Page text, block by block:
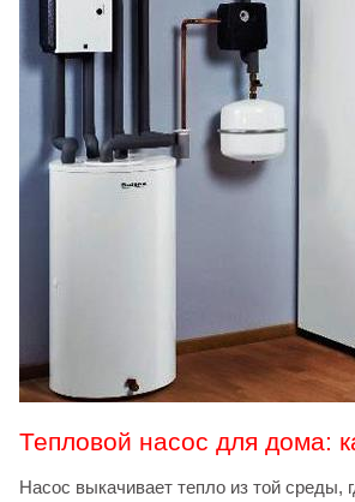
Тепловой насос для дома:
Насос выкачивает тепло из той среды,